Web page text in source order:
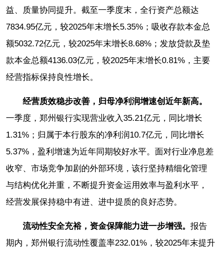
益、质量协同提升。截至一季度末，全行资产总额达
7834.95亿元，较2025年末增长5.35%；吸收存款本金总
额5032.72亿元，较2025年末增长8.68%；发放贷款及垫
款本金总额4136.03亿元，较2025年末增长0.81%，主要
经营指标保持良性增长。
经营质效稳步改善，归母净利润增速创近年新高。
一季度，郑州银行实现营业收入35.21亿元，同比增长
1.31%；归属于本行股东的净利润10.7亿元，同比增长
5.37%，盈利增速为近年同期较好水平。面对行业净息差
收窄、市场竞争加剧的外部环境，该行坚持精细化管理
与结构优化并重，不断提升资金运用效率与盈利水平，
经营发展保持稳中有进、进中提质的良好态势。
流动性安全充裕，资金保障能力进一步增强。 报告
期内，郑州银行流动性覆盖率232.01%，较2025年末提升